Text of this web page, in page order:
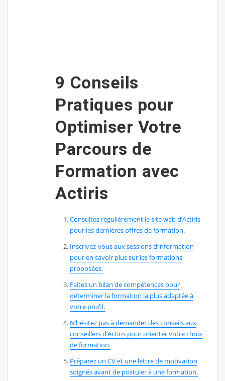
9 Conseils
Pratiques pour
Optimiser Votre
Parcours de
Formation avec
Actiris
Consultez régulièrement le site web d’Actiris
pour les dernières offres de formation.
Inscrivez-vous aux sessions d’information
pour en savoir plus sur les formations
proposées.
Faites un bilan de compétences pour
déterminer la formation la plus adaptée à
votre profil.
N’hésitez pas à demander des conseils aux
conseillers d’Actiris pour orienter votre choix
de formation.
Préparez un CV et une lettre de motivation
soignés avant de postuler à une formation.